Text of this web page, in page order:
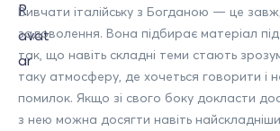
Вивчати італійську з Богданою — це
задоволення. Вона підбирає матеріал
так, що навіть складні теми стають
таку атмосферу, де хочеться говорити і
помилок. Якщо зі свого боку докласти
з нею можна досягти навіть